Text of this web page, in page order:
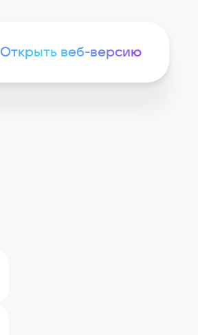
Открыть веб-версию